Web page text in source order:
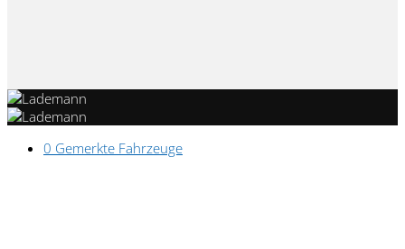
0 Gemerkte Fahrzeuge